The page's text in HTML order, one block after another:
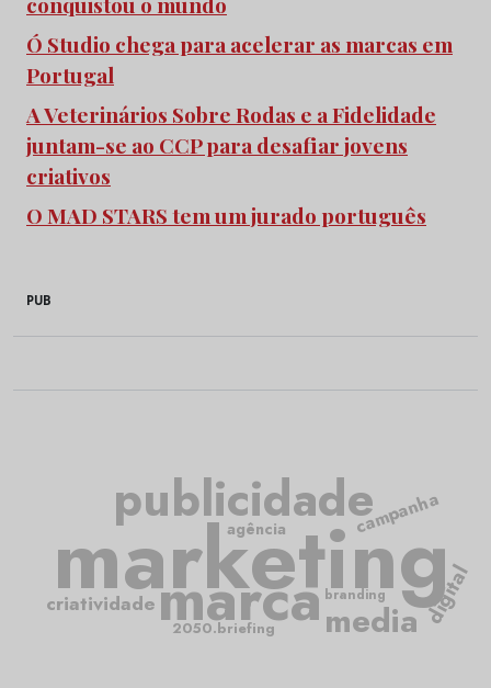
Ó Studio chega para acelerar as marcas em
Portugal
A Veterinários Sobre Rodas e a Fidelidade
juntam-se ao CCP para desafiar jovens
criativos
O MAD STARS tem um jurado português
PUB
marketing
publicidade
marca
criatividade
campanha
media
agência
digital
2050.briefing
branding